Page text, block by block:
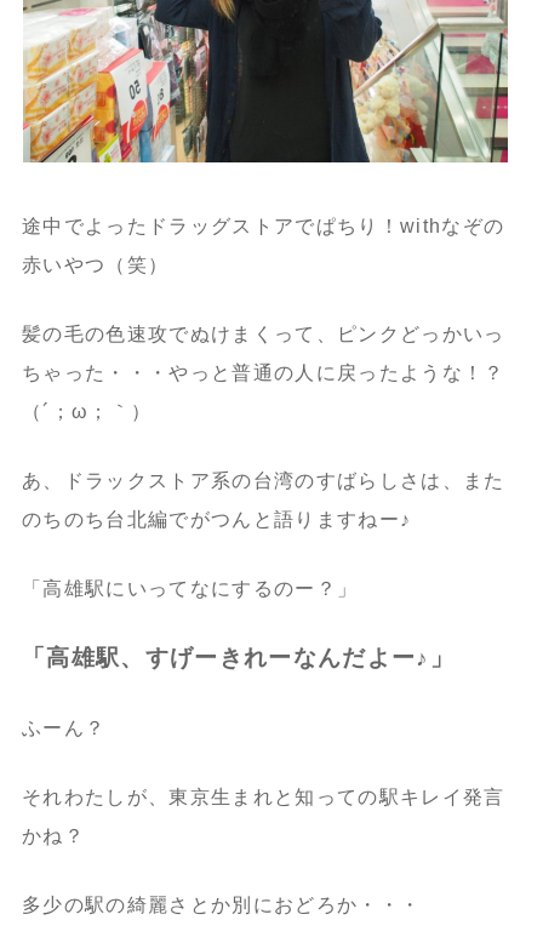
途中でよったドラッグストアでぱちり！withなぞの
赤いやつ（笑）
髪の毛の色速攻でぬけまくって、ピンクどっかいっ
ちゃった・・・やっと普通の人に戻ったような！？
（´；ω；｀）
あ、ドラックストア系の台湾のすばらしさは、また
のちのち台北編でがつんと語りますねー♪
「高雄駅にいってなにするのー？」
「高雄駅、すげーきれーなんだよー♪」
ふーん？
それわたしが、東京生まれと知っての駅キレイ発言
かね？
多少の駅の綺麗さとか別におどろか・・・